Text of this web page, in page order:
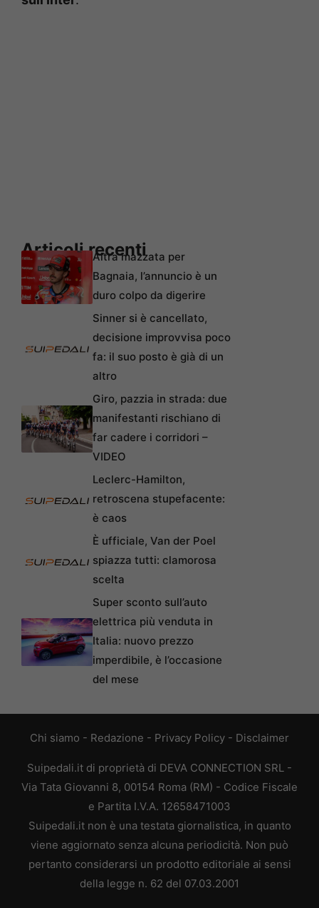
Articoli recenti
Altra mazzata per
Bagnaia, l’annuncio è un
duro colpo da digerire
Sinner si è cancellato,
decisione improvvisa poco
fa: il suo posto è già di un
altro
Giro, pazzia in strada: due
manifestanti rischiano di
far cadere i corridori –
VIDEO
Leclerc-Hamilton,
retroscena stupefacente:
è caos
È ufficiale, Van der Poel
spiazza tutti: clamorosa
scelta
Super sconto sull’auto
elettrica più venduta in
Italia: nuovo prezzo
imperdibile, è l’occasione
del mese
Chi siamo - Redazione - Privacy Policy - Disclaimer
Suipedali.it di proprietà di DEVA CONNECTION SRL -
Via Tata Giovanni 8, 00154 Roma (RM) - Codice Fiscale
e Partita I.V.A. 12658471003
Suipedali.it non è una testata giornalistica, in quanto
viene aggiornato senza alcuna periodicità. Non può
pertanto considerarsi un prodotto editoriale ai sensi
della legge n. 62 del 07.03.2001